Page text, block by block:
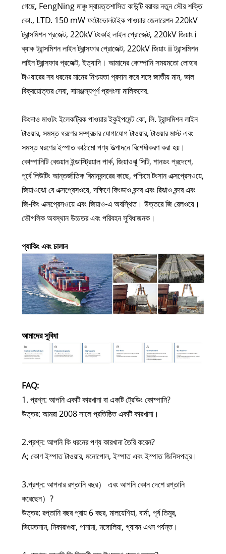
গেছে, FengNing মাঞ্চু স্বায়ত্তশাসিত কাউন্টি বরাবর নতুন সৌর শক্তি
কো., LTD. 150 mW ফটোভোলটাইক পাওয়ার জেনারেশন 220kV
ট্রান্সমিশন প্রজেক্ট, 220kV টংকাই লাইন প্রোজেক্ট, 220kV জিয়াং ⅰ
ব্যাক ট্রান্সমিশন লাইন ট্রান্সফার প্রোজেক্ট, 220kV জিয়াং ii ট্রান্সমিশন
লাইন ট্রান্সফার প্রজেক্ট, ইত্যাদি। আমাদের কোম্পানি সময়মতো লোহার
টাওয়ারের সব ধরনের মানের নিশ্চয়তা প্রদান করে সঙ্গে জাতীয় মান, ভাল
বিক্রয়োত্তর সেবা, সামঞ্জস্যপূর্ণ প্রশংসা মালিকদের.
কিংদাও মাওটং ইলেকট্রিক পাওয়ার ইকুইপমেন্ট কো, লি. ট্রান্সমিশন লাইন
টাওয়ার, সমস্ত ধরণের সম্প্রচার যোগাযোগ টাওয়ার, টাওয়ার মাস্ট এবং
সমস্ত ধরণের ইস্পাত কাঠামো পণ্য উত্পাদনে বিশেষীকরণ করা হয়।
কোম্পানিটি বেগুয়ান ইন্ডাস্ট্রিয়াল পার্ক, জিয়াওঝু সিটি, শানডং প্রদেশে,
পূর্বে লিউটিং আন্তর্জাতিক বিমানবন্দরের কাছে, পশ্চিমে টংসান এক্সপ্রেসওয়ে,
জিয়াওঝো বে এক্সপ্রেসওয়ে, দক্ষিণে কিংডাও বন্দর এবং রিঝাও বন্দর এবং
জি-কিং এক্সপ্রেসওয়ে এবং জিয়াও-এ অবস্থিত। উত্তরে জি রেলওয়ে।
ভৌগলিক অবস্থান উচ্চতর এবং পরিবহন সুবিধাজনক।
প্যাকিং এবং চালান
আমাদের সুবিধা
FAQ:
1. প্রশ্ন: আপনি একটি কারখানা বা একটি ট্রেডিং কোম্পানি?
উত্তর: আমরা 2008 সালে প্রতিষ্ঠিত একটি কারখানা।
2.প্রশ্ন: আপনি কি ধরনের পণ্য কারখানা তৈরি করেন?
A; কোণ ইস্পাত টাওয়ার, মনোপোল, ইস্পাত এবং ইস্পাত জিনিসপত্র।
3.প্রশ্ন: আপনার রপ্তানি বছর） এবং আপনি কোন দেশে রপ্তানি
করেছেন）?
উত্তর: রপ্তানি বছর প্রায় 6 বছর, মালয়েশিয়া, বার্মা, পূর্ব তিমুর,
ভিয়েতনাম, নিকারাগুয়া, পানামা, মঙ্গোলিয়া, গ্যাবন এখন পর্যন্ত।